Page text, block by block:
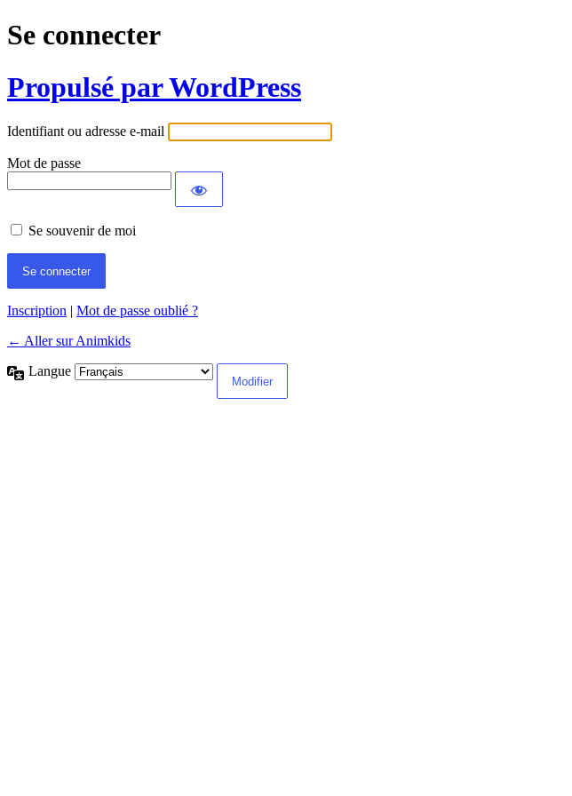
Se connecter
Propulsé par WordPress
Identifiant ou adresse e-mail
Mot de passe
Se souvenir de moi
Inscription | Mot de passe oublié ?
← Aller sur Animkids
Langue